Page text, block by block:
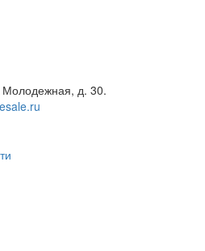
Молодежная, д. 30.